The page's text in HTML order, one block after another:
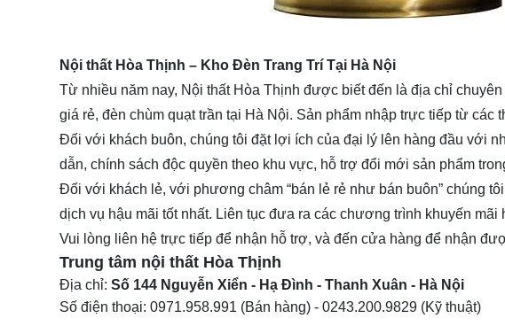
Nội thất Hòa Thịnh – Kho Đèn Trang Trí Tại Hà Nội
Từ nhiều năm nay, Nội thất Hòa Thịnh được biết đến là địa chỉ
giá rẻ, đèn chùm quạt trần tại Hà Nội. Sản phẩm nhập trực tiếp từ các
Đối với khách buôn, chúng tôi đặt lợi ích của đại lý lên hàng đầu với
dẫn, chính sách độc quyền theo khu vực, hỗ trợ đổi mới sản phẩm
Đối với khách lẻ, với phương châm “bán lẻ rẻ như bán buôn” chúng
dịch vụ hậu mãi tốt nhất. Liên tục đưa ra các chương trình khuyến mãi
Vui lòng liên hệ trực tiếp để nhận hỗ trợ, và đến cửa hàng để nhận
Trung tâm nội thất Hòa Thịnh
Địa chỉ: Số 144 Nguyễn Xiển - Hạ Đình - Thanh Xuân - Hà Nội
Số điện thoại: 0971.958.991 (Bán hàng) - 0243.200.9829 (Kỹ thuật)